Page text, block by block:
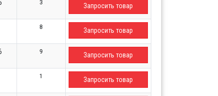
3 Запросить товар
8 Запросить товар
9 Запросить товар
1 Запросить товар